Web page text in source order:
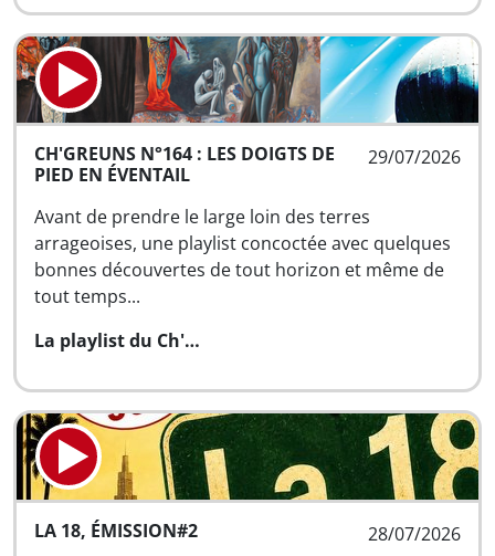
29/07/2026
CH'GREUNS N°164 : LES DOIGTS DE
PIED EN ÉVENTAIL
Avant de prendre le large loin des terres
arrageoises, une playlist concoctée avec quelques
bonnes découvertes de tout horizon et même de
tout temps...
La playlist du Ch'…
28/07/2026
LA 18, ÉMISSION#2